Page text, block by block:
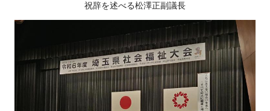
祝辞を述べる松澤正副議長